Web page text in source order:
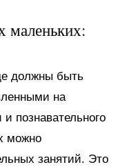
маленьких:
должны быть
на
познавательного
можно
занятий. Это